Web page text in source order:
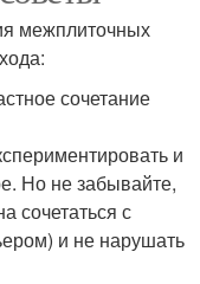
межплиточных
сочетание
и
Но не забывайте,
сочетаться с
и не нарушать